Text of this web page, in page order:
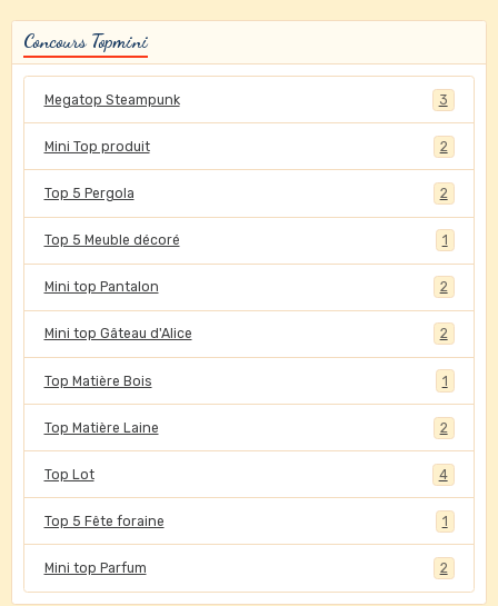
Concours Topmini
Megatop Steampunk 3
Mini Top produit 2
Top 5 Pergola 2
Top 5 Meuble décoré 1
Mini top Pantalon 2
Mini top Gâteau d'Alice 2
Top Matière Bois 1
Top Matière Laine 2
Top Lot 4
Top 5 Fête foraine 1
Mini top Parfum 2